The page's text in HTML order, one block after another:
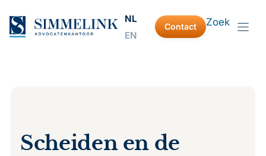
naar
de
Zoek
Contact
NL
EN
Scheiden en de